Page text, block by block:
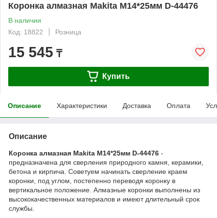
Коронка алмазная Makita М14*25мм D-44476
В наличии
Код: 18822
Розница
15 545 ₸
Купить
Описание Характеристики Доставка Оплата
Описание
Коронка алмазная Makita М14*25мм D-44476 -
предназначена для сверления природного камня, керамики,
бетона и кирпича. Советуем начинать сверление краем
коронки, под углом, постепенно переводя коронку в
вертикальное положение. Алмазные коронки выполнены из
высококачественных материалов и имеют длительный срок
службы.